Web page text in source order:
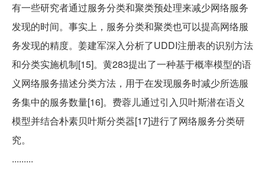
有一些研究者通过服务分类和聚类预处理来减少网络服务
发现的时间。事实上，服务分类和聚类也可以提高网络服
务发现的精度。姜建军深入分析了UDDI注册表的识别方法
和分类实施机制[15]。黄283提出了一种基于概率模型的语
义网络服务描述分类方法，用于在发现服务时减少所选服
务集中的服务数量[16]。费蓉儿通过引入贝叶斯潜在语义
模型并结合朴素贝叶斯分类器[17]进行了网络服务分类研
究。
.........